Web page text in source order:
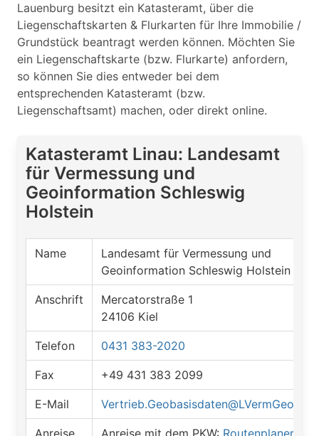
Lauenburg besitzt ein Katasteramt, über die
Liegenschaftskarten & Flurkarten für Ihre Immobilie /
Grundstück beantragt werden können. Möchten Sie
ein Liegenschaftskarte (bzw. Flurkarte) anfordern,
so können Sie dies entweder bei dem
entsprechenden Katasteramt (bzw.
Liegenschaftsamt) machen, oder direkt online.
Katasteramt Linau: Landesamt
für Vermessung und
Geoinformation Schleswig
Holstein
Name
Landesamt für Vermessung und
Geoinformation Schleswig Holstein
Anschrift
Mercatorstraße 1
24106 Kiel
Telefon 0431 383-2020
Fax +49 431 383 2099
E-Mail
Anreise Anreise mit dem PKW: Routenplaner